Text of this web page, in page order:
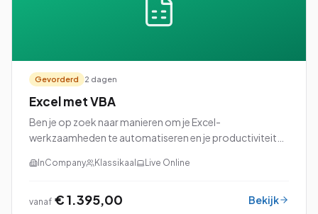
Gevorderd 2 dagen
Excel met VBA
Ben je op zoek naar manieren om je Excel-
werkzaamheden te automatiseren en je productiviteit
met VBA (Visual Basic for Applications) perfec...
InCompany Klassikaal Live Online
vanaf € 1.395,00 Bekijk